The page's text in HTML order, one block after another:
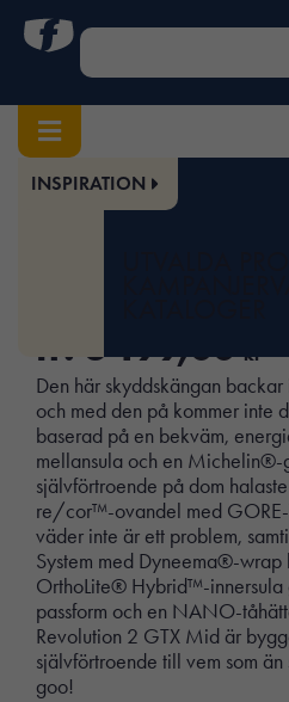
INSPIRATION
Hem/Arbetsskor/ Skyddsskor
fr. 3 199,00kr
Den här skyddskängan
och med den på kommer inte
baserad på en bekväm,
mellansula och en Michelin®-
självförtroende på dom
re/cor™-ovandel med GORE-
väder inte är ett problem,
System med Dyneema®-wrap
OrthoLite® Hybrid™-innersula
passform och en NANO-
Revolution 2 GTX Mid är
självförtroende till vem som än
goo!